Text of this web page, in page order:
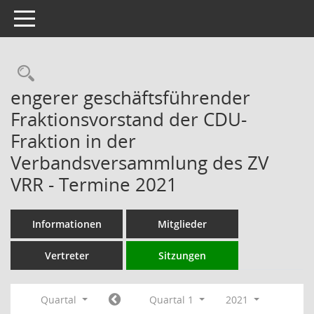
Toggle navigation
Rechercheauswahl
engerer geschäftsführender
Fraktionsvorstand der CDU-
Fraktion in der
Verbandsversammlung des ZV
VRR - Termine 2021
Informationen Mitglieder
Vertreter Sitzungen
Quartal Quartal 1
2021